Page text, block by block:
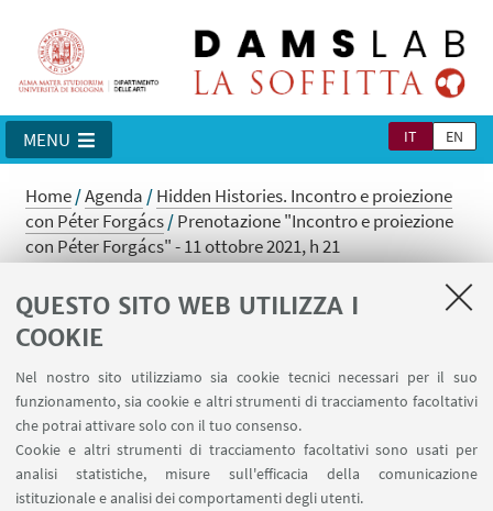
QUESTO SITO WEB UTILIZZA I
COOKIE
Nel nostro sito utilizziamo sia cookie tecnici necessari per il suo
funzionamento, sia cookie e altri strumenti di tracciamento facoltativi
che potrai attivare solo con il tuo consenso.
Cookie e altri strumenti di tracciamento facoltativi sono usati per
analisi statistiche, misure sull'efficacia della comunicazione
istituzionale e analisi dei comportamenti degli utenti.
IT EN
MENU
Home/Agenda /Hidden Histories. Incontro e proiezione
con Péter Forgács/Prenotazione "Incontro e proiezione
con Péter Forgács" - 11 ottobre 2021, h 21
Prenotazione "Incontro e proiezione
con Péter Forgács" - 11 ottobre 2021,
h 21
Siamo spiacenti, non è più possibile effettuare l'iscrizione.